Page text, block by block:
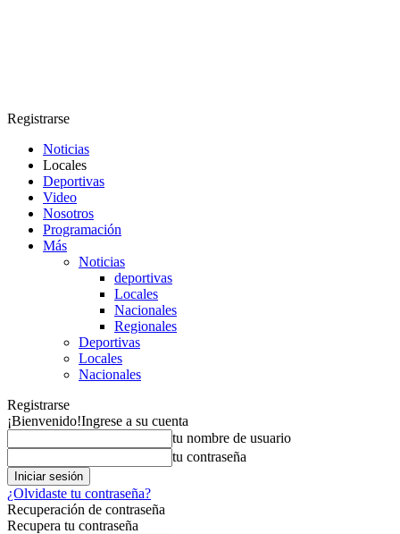
Registrarse
Noticias
Locales
Deportivas
Video
Nosotros
Programación
Más
Noticias
deportivas
Locales
Nacionales
Regionales
Deportivas
Locales
Nacionales
Registrarse
¡Bienvenido!Ingrese a su cuenta
tu nombre de usuario
tu contraseña
¿Olvidaste tu contraseña?
Recuperación de contraseña
Recupera tu contraseña